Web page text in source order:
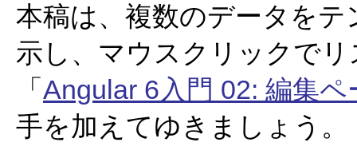
本稿は、複数のデータを
示し、マウスクリックで
「 Angular 6入門 02: 編集
手を加えてゆきましょう。